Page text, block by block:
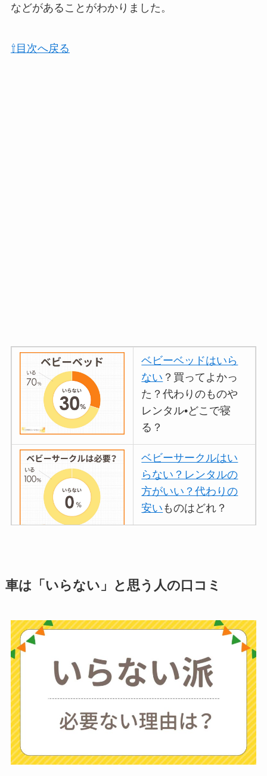
などがあることがわかりました。
⇧目次へ戻る
ベビーベッドはいら
ない ？買ってよかっ
た？代わりのものや
レンタル•どこで寝
る？
ベビーサークルはい
らない？レンタルの
方がいい？代わりの
安い ものはどれ？
代用やおすすめは？
いい？
ない？三輪車とどっ
ちがいい？買った人
に後悔を聞いてみた
らない？買ってよか
車は「いらない」と思う人の口コミ